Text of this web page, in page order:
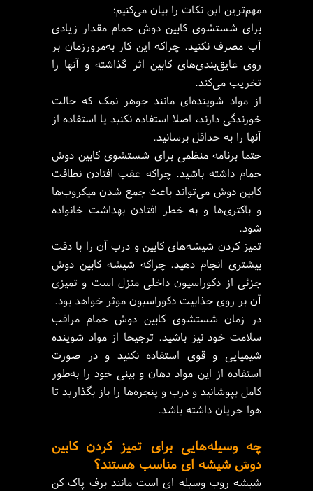
مهم‌ترین این نکات را بیان می‌کنیم:
برای شستشوی کابین دوش حمام مقدار زیادی
آب مصرف نکنید. چراکه این کار به‌مرورزمان بر
روی عایق‌بندی‌های کابین اثر گذاشته و آنها را
تخریب می‌کند.
از مواد شوینده‌ای مانند جوهر نمک که حالت
خورندگی دارند، اصلا استفاده نکنید یا استفاده از
آنها را به حداقل برسانید.
حتما برنامه منظمی برای شستشوی کابین دوش
حمام داشته باشید. چراکه عقب افتادن نظافت
کابین دوش می‌تواند باعث جمع شدن میکروب‌ها
و باکتری‌ها و به خطر افتادن بهداشت خانواده
شود.
تمیز کردن شیشه‌های کابین و درب آن را با دقت
بیشتری انجام دهید. چراکه شیشه کابین دوش
جزئی از دکوراسیون داخلی منزل است و تمیزی
آن بر روی جذابیت دکوراسیون موثر خواهد بود.
در زمان شستشوی کابین دوش حمام مراقب
سلامت خود نیز باشید. ترجیحا از مواد شوینده
شیمیایی و قوی استفاده نکنید و در صورت
استفاده از این مواد دهان و بینی خود را به‌طور
کامل بپوشانید و درب و پنجره‌ها را باز بگذارید تا
هوا جریان داشته باشد.
چه وسیله‌هایی برای تمیز کردن کابین
دوش شیشه ای مناسب هستند؟
شیشه روب وسیله ای است مانند برف پاک کن